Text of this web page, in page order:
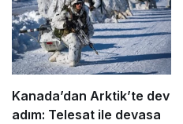
Kanada’dan Arktik’te dev
adım: Telesat ile devasa